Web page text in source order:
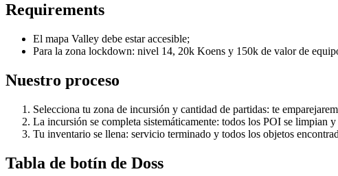
Requirements
El mapa Valley debe estar accesible;
Para la zona lockdown: nivel 14, 20k Koens y 150k de valor de
Nuestro proceso
Selecciona tu zona de incursión y cantidad de partidas: te
La incursión se completa sistemáticamente: todos los POI se limpian
Tu inventario se llena: servicio terminado y todos los objetos
Tabla de botín de Doss